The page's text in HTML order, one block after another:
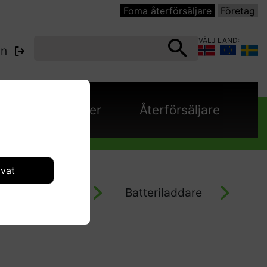
Foma återförsäljare Företag
VÄLJ LAND:
Kataloger Återförsäljare
Batteriladdare